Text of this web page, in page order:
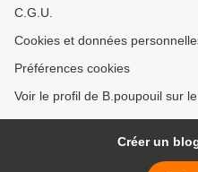
C.G.U.
Cookies et données
Préférences cookies
Voir le profil de B.poupouil sur
Créer un